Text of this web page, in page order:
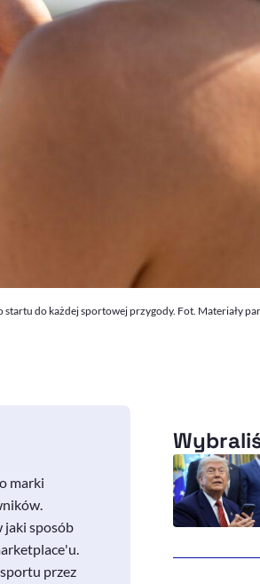
do każdej sportowej przygody. Fot. Materiały
marki
jaki sposób
'u.
przez